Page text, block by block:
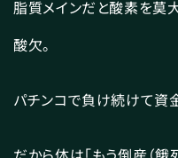
脂質メインだと酸素を莫
酸欠。
パチンコで負け続けて資